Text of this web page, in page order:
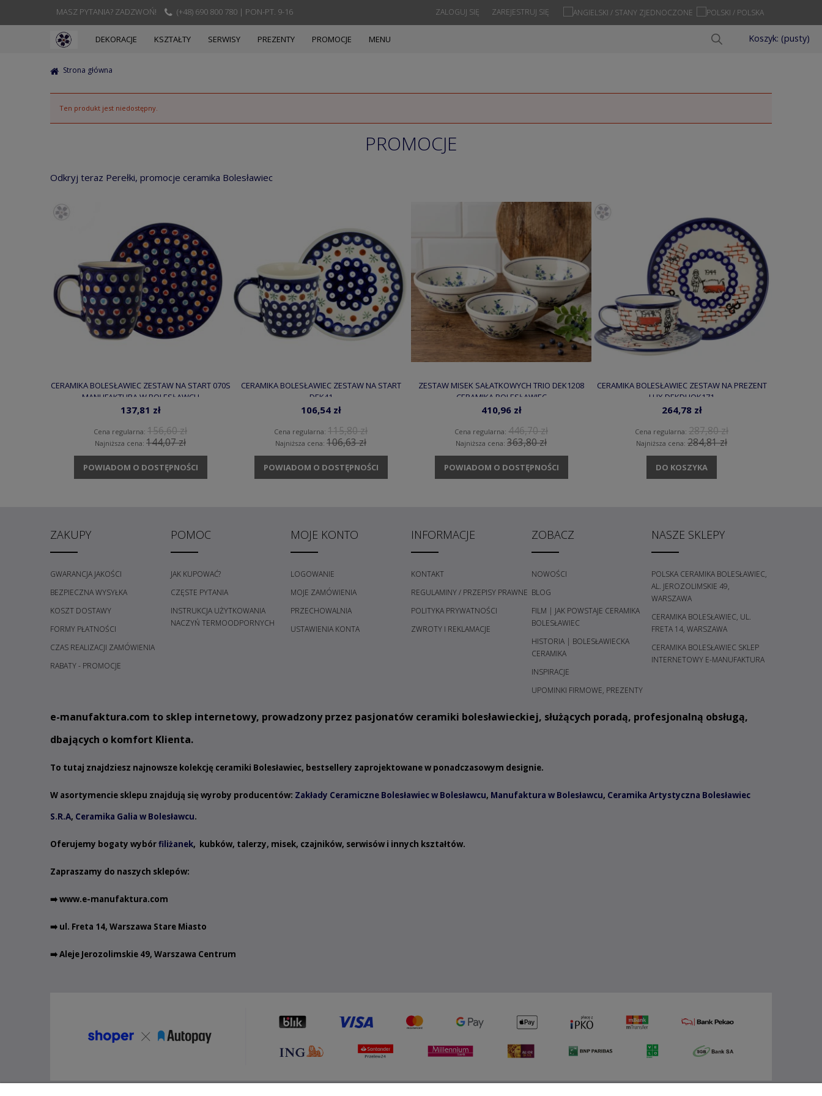
MASZ PYTANIA? ZADZWOŃ! (+48) 690 800 780 | PON-PT. 9-16 ZAREJESTRUJ SIĘ
ZALOGUJ SIĘ
Koszyk: (pusty)
DEKORACJE KSZTAŁTY SERWISY PREZENTY PROMOCJE MENU
Strona główna
Ten produkt jest niedostępny.
PROMOCJE
Odkryj teraz Perełki, promocje ceramika Bolesławiec
CERAMIKA BOLESŁAWIEC ZESTAW NA START 070S
MANUFAKTURA W BOLESŁAWCU
137,81 zł
Cena regularna: 156,60 zł
Najniższa cena: 144,07 zł
POWIADOM O DOSTĘPNOŚCI
CERAMIKA BOLESŁAWIEC ZESTAW NA START
DEK41
106,54 zł
Cena regularna: 115,80 zł
Najniższa cena: 106,63 zł
POWIADOM O DOSTĘPNOŚCI
ZESTAW MISEK SAŁATKOWYCH TRIO DEK1208
CERAMIKA BOLESŁAWIEC
410,96 zł
Cena regularna: 446,70 zł
Najniższa cena: 363,80 zł
POWIADOM O DOSTĘPNOŚCI
CERAMIKA BOLESŁAWIEC ZESTAW NA PREZENT
LUX DEKDUOK171
264,78 zł
Cena regularna: 287,80 zł
Najniższa cena: 284,81 zł
DO KOSZYKA
ZAKUPY
GWARANCJA JAKOŚCI
BEZPIECZNA WYSYŁKA
KOSZT DOSTAWY
FORMY PŁATNOŚCI
CZAS REALIZACJI ZAMÓWIENIA
RABATY - PROMOCJE
POMOC
JAK KUPOWAĆ?
CZĘSTE PYTANIA
INSTRUKCJA UŻYTKOWANIA
NACZYŃ TERMOODPORNYCH
MOJE KONTO
LOGOWANIE
MOJE ZAMÓWIENIA
PRZECHOWALNIA
USTAWIENIA KONTA
INFORMACJE
KONTAKT
REGULAMINY / PRZEPISY PRAWNE
POLITYKA PRYWATNOŚCI
ZWROTY I REKLAMACJE
ZOBACZ
NOWOŚCI
BLOG
FILM | JAK POWSTAJE CERAMIKA
BOLESŁAWIEC
HISTORIA | BOLESŁAWIECKA
CERAMIKA
INSPIRACJE
UPOMINKI FIRMOWE, PREZENTY
NASZE SKLEPY
POLSKA CERAMIKA BOLESŁAWIEC,
AL. JEROZOLIMSKIE 49,
WARSZAWA
CERAMIKA BOLESŁAWIEC, UL.
FRETA 14, WARSZAWA
CERAMIKA BOLESŁAWIEC SKLEP
INTERNETOWY E-MANUFAKTURA
e-manufaktura.com to sklep internetowy, prowadzony przez pasjonatów ceramiki bolesławieckiej, służących poradą, profesjonalną obsługą,
dbających o komfort Klienta.
To tutaj znajdziesz najnowsze kolekcję ceramiki Bolesławiec, bestsellery zaprojektowane w ponadczasowym designie.
W asortymencie sklepu znajdują się wyroby producentów: Zakłady Ceramiczne Bolesławiec w Bolesławcu, Manufaktura w Bolesławcu, Ceramika Artystyczna Bolesławiec
S.R.A, Ceramika Galia w Bolesławcu.
Oferujemy bogaty wybórfiliżanek, kubków, talerzy, misek, czajników, serwisów i innych kształtów.
Zapraszamy do naszych sklepów:
➡️www.e-manufaktura.com
➡️ ul. Freta 14, Warszawa Stare Miasto
➡️ Aleje Jerozolimskie 49, Warszawa Centrum